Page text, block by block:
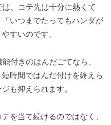
、コテ先は十分に熱くて
いつまでたってもハンダが
すいのです。
付きのはんだごてなら、
時間ではんだ付けを終えら
も抑えられます。
を当て続けるのではなく、